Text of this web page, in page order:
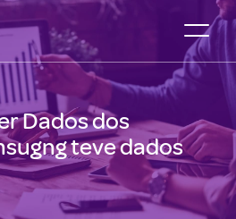
Dados dos
teve dados